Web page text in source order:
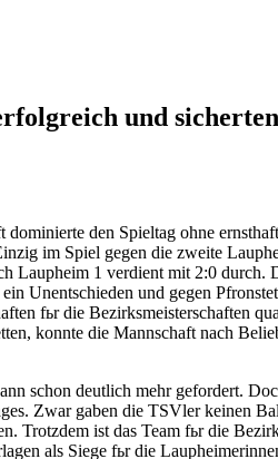
und
den Spieltag ohne
im Spiel gegen die zweite
Laupheim 1 verdient mit 2:0 durch.
Unentschieden und gegen
fьr die Bezirksmeisterschaften
konnte die Mannschaft nach
schon deutlich mehr gefordert.
Zwar gaben die TSVler keinen
Trotzdem ist das Team fьr die
als Siege fьr die